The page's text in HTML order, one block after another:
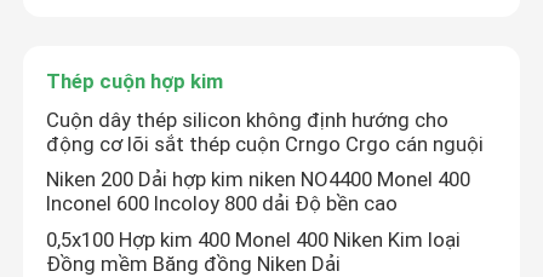
Thép cuộn hợp kim
Thép cuộn mạ kẽm
Thép cuộn hợp kim
Cuộn dây thép silicon không định hướng cho
động cơ lõi sắt thép cuộn Crngo Crgo cán nguội
Niken 200 Dải hợp kim niken NO4400 Monel 400
Inconel 600 Incoloy 800 dải Độ bền cao
0,5x100 Hợp kim 400 Monel 400 Niken Kim loại
Đồng mềm Băng đồng Niken Dải